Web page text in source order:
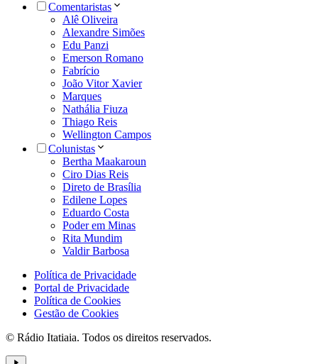
Comentaristas
Alê Oliveira
Alexandre Simões
Edu Panzi
Emerson Romano
Fabrício
João Vitor Xavier
Marques
Nathália Fiuza
Thiago Reis
Wellington Campos
Colunistas
Bertha Maakaroun
Ciro Dias Reis
Direto de Brasília
Edilene Lopes
Eduardo Costa
Poder em Minas
Rita Mundim
Valdir Barbosa
Política de Privacidade
Portal de Privacidade
Política de Cookies
Gestão de Cookies
© Rádio Itatiaia. Todos os direitos reservados.